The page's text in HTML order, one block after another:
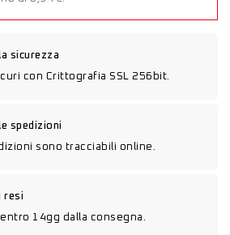
sicurezza
con Crittografia SSL 256bit.
spedizioni
sono tracciabili online.
resi
14gg dalla consegna.